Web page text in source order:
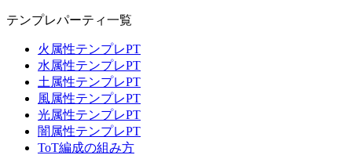
テンプレパーティ一覧
火属性テンプレPT
水属性テンプレPT
土属性テンプレPT
風属性テンプレPT
光属性テンプレPT
闇属性テンプレPT
ToT編成の組み方